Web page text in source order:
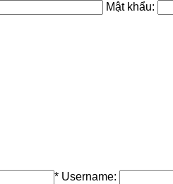
Mật khẩu:
* Username: